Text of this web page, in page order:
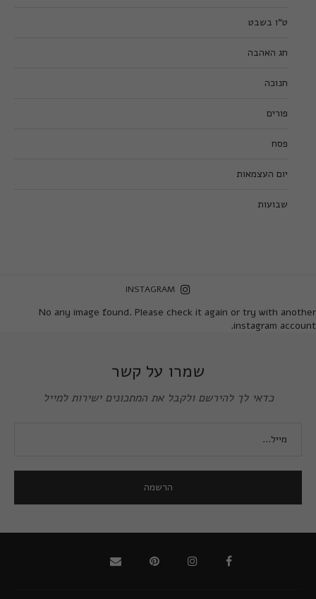
ט”ו בשבט
חג האהבה
חנוכה
פורים
פסח
יום העצמאות
שבועות
INSTAGRAM
No any image found. Please check it again or try with another
instagram account.
שמרו על קשר
כדאי לך להירשם ולקבל את המתכונים ישירות למייל